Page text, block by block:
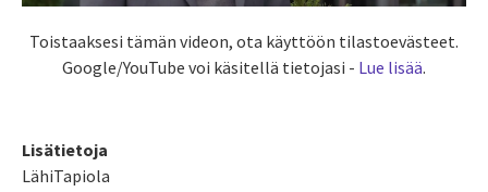
Toistaaksesi tämän videon, ota käyttöön tilastoevästeet.
Google/YouTube voi käsitellä tietojasi - Lue lisää.
Lisätietoja
LähiTapiola